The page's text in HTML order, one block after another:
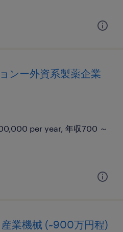
ンー外資系製薬企業
per year, 年収700 ～
業機械 (~900万円程)